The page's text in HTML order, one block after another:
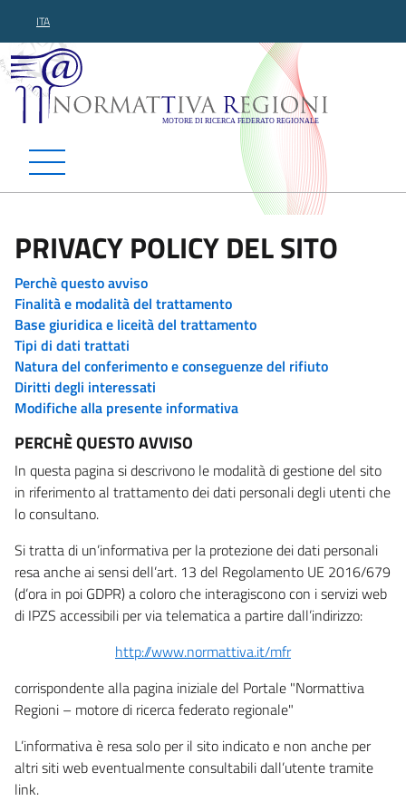
ITA
Normattiva Regioni -
PRIVACY POLICY DEL SITO
Perchè questo avviso
Finalità e modalità del trattamento
Base giuridica e liceità del trattamento
Tipi di dati trattati
Natura del conferimento e conseguenze del rifiuto
Diritti degli interessati
Modifiche alla presente informativa
PERCHÈ QUESTO AVVISO
In questa pagina si descrivono le modalità di gestione del sito
in riferimento al trattamento dei dati personali degli utenti che
lo consultano.
Si tratta di un’informativa per la protezione dei dati personali
resa anche ai sensi dell’art. 13 del Regolamento UE 2016/679
(d’ora in poi GDPR) a coloro che interagiscono con i servizi web
di IPZS accessibili per via telematica a partire dall’indirizzo:
http://www.normattiva.it/mfr
corrispondente alla pagina iniziale del Portale "Normattiva
Regioni – motore di ricerca federato regionale"
L’informativa è resa solo per il sito indicato e non anche per
altri siti web eventualmente consultabili dall’utente tramite
link.